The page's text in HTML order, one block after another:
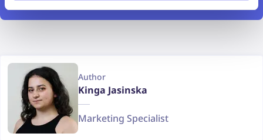
Author
Kinga Jasinska
Marketing Specialist